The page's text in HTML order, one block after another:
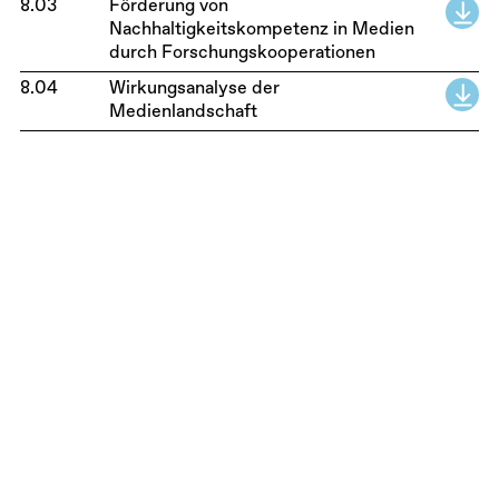
8.03
Förderung von
Nachhaltigkeitskompetenz in Medien
durch Forschungskooperationen
8.04
Wirkungsanalyse der
Medienlandschaft